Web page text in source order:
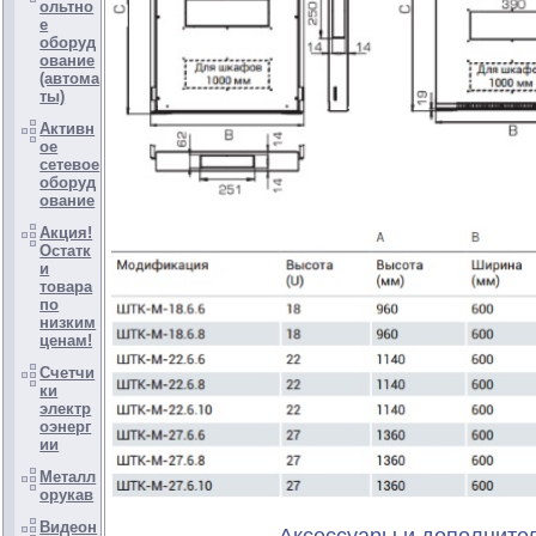
ольтно
е
оборуд
ование
(автома
ты)
Активн
ое
сетевое
оборуд
ование
Акция!
Остатк
и
товара
по
низким
ценам!
Счетчи
ки
электр
оэнерг
ии
Металл
орукав
Видеон